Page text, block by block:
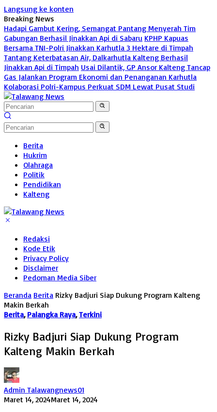
Langsung ke konten
Breaking News
Hadapi Gambut Kering, Semangat Pantang Menyerah Tim
Gabungan Berhasil Jinakkan Api di Sabaru KPHP Kapuas
Bersama TNI-Polri Jinakkan Karhutla 3 Hektare di Timpah
Tantang Keterbatasan Air, Dalkarhutla Kalteng Berhasil
Jinakkan Api di Timpah Usai Dilantik, GP Ansor Kalteng Tancap
Gas Jalankan Program Ekonomi dan Penanganan Karhutla
Kolaborasi Polri-Kampus Perkuat SDM Lewat Pusat Studi
Berita
Hukrim
Olahraga
Politik
Pendidikan
Kalteng
Redaksi
Kode Etik
Privacy Policy
Disclaimer
Pedoman Media Siber
Beranda Berita Rizky Badjuri Siap Dukung Program Kalteng
Makin Berkah
Berita, Palangka Raya,Terkini
Rizky Badjuri Siap Dukung Program
Kalteng Makin Berkah
Admin Talawangnews01
Maret 14, 2024Maret 14, 2024